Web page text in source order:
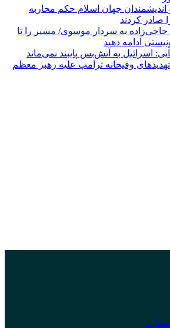
و اندیشمندان جهان اسلام حکم محاربه
صادر کردند
حاجی‌زاده به سردار موسوی/ مسیر را تا
ادامه دهید
اسرائیل به آتش‌بس پایبند نمی‌ماند
وقیحانه ترامپ علیه رهبر معظم